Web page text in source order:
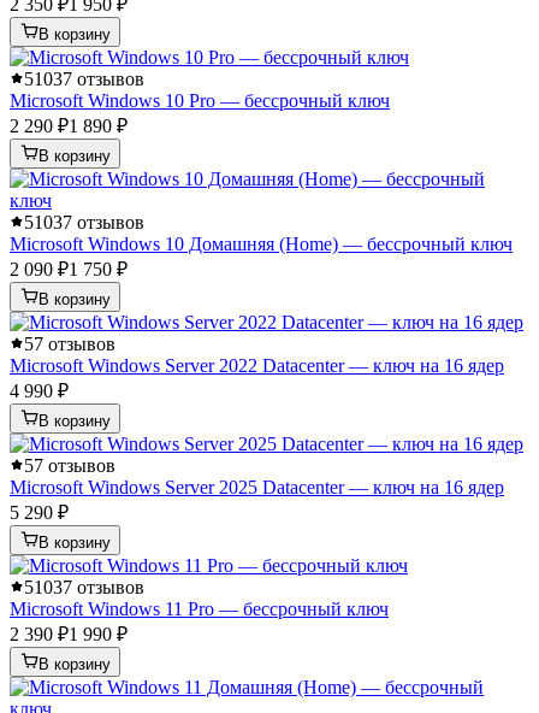
2 350 ₽ 1 950 ₽
В корзину
51037 отзывов
Microsoft Windows 10 Pro — бессрочный ключ
2 290 ₽1 890 ₽
В корзину
51037 отзывов
Microsoft Windows 10 Домашняя (Home) — бессрочный ключ
2 090 ₽1 750 ₽
В корзину
57 отзывов
Microsoft Windows Server 2022 Datacenter — ключ на 16 ядер
4 990 ₽
В корзину
57 отзывов
Microsoft Windows Server 2025 Datacenter — ключ на 16 ядер
5 290 ₽
В корзину
51037 отзывов
Microsoft Windows 11 Pro — бессрочный ключ
2 390 ₽1 990 ₽
В корзину